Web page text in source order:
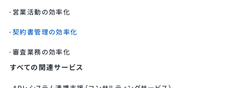
営業活動の効率化
契約書管理の効率化
審査業務の効率化
すべての関連サービス